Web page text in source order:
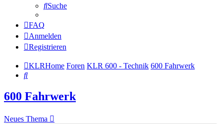
Suche
FAQ
Anmelden
Registrieren
KLRHome Foren KLR 600 - Technik 600 Fahrwerk
Suche
600 Fahrwerk
Neues Thema